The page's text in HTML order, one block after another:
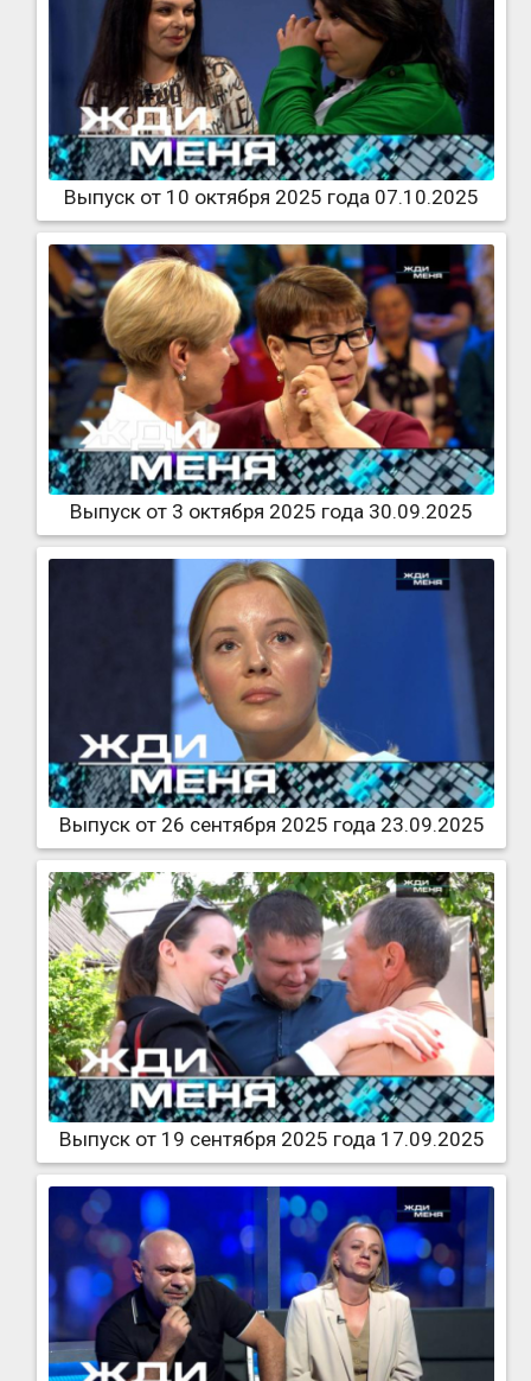
Выпуск от 10 октября 2025 года 07.10.2025
Выпуск от 3 октября 2025 года 30.09.2025
Выпуск от 26 сентября 2025 года 23.09.2025
Выпуск от 19 сентября 2025 года 17.09.2025